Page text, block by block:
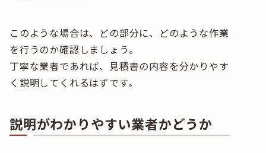
このような場合は、どの部分に、どのような作業
を行うのか確認しましょう。
丁寧な業者であれば、見積書の内容を分かりやす
く説明してくれるはずです。
説明がわかりやすい業者かどうか